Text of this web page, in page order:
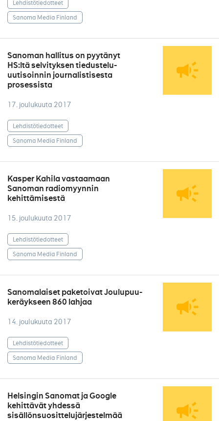
Lehdistötiedotteet
Sanoma Media Finland
Sanoman hallitus on pyytänyt
HS:ltä selvityksen tiedustelu-
uutisoinnin journalistisesta
prosessista
17. joulukuuta 2017
Lehdistötiedotteet
Sanoma Media Finland
Kasper Kahila vastaamaan
Sanoman radiomyynnin
kehittämisestä
15. joulukuuta 2017
Lehdistötiedotteet
Sanoma Media Finland
Sanomalaiset paketoivat Joulupuu-
keräykseen 860 lahjaa
14. joulukuuta 2017
Lehdistötiedotteet
Sanoma Media Finland
Helsingin Sanomat ja Google
kehittävät yhdessä
sisällönsuosittelujärjestelmää